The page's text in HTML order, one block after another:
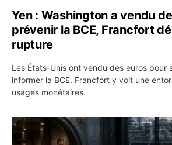
Yen : Washington a vendu
prévenir la BCE, Francfort
rupture
Les États-Unis ont vendu des euros pour
informer la BCE. Francfort y voit une
usages monétaires.
Jane Street négocie le transfert de